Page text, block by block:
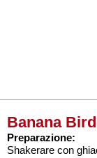
Banana Bird
Preparazione:
Shakerare con